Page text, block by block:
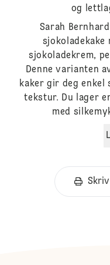
og
Sarah
sjokoladekake
sjokoladekrem,
Denne varianten
kaker gir deg enkel
tekstur. Du lager
med